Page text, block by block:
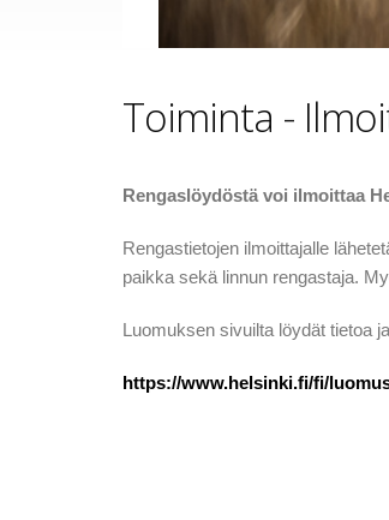
Toiminta -
Rengaslöydöstä voi ilmoittaa
Rengastietojen ilmoittajalle
paikka sekä linnun rengastaja.
Luomuksen sivuilta löydät tietoa
https://www.helsinki.fi/fi/